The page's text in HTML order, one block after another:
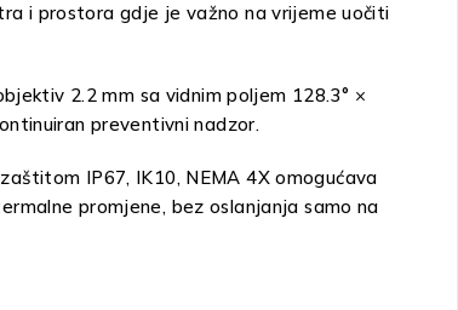
i prostora gdje je važno na vrijeme uočiti
2.2 mm sa vidnim poljem 128.3° ×
preventivni nadzor.
IP67, IK10, NEMA 4X omogućava
promjene, bez oslanjanja samo na